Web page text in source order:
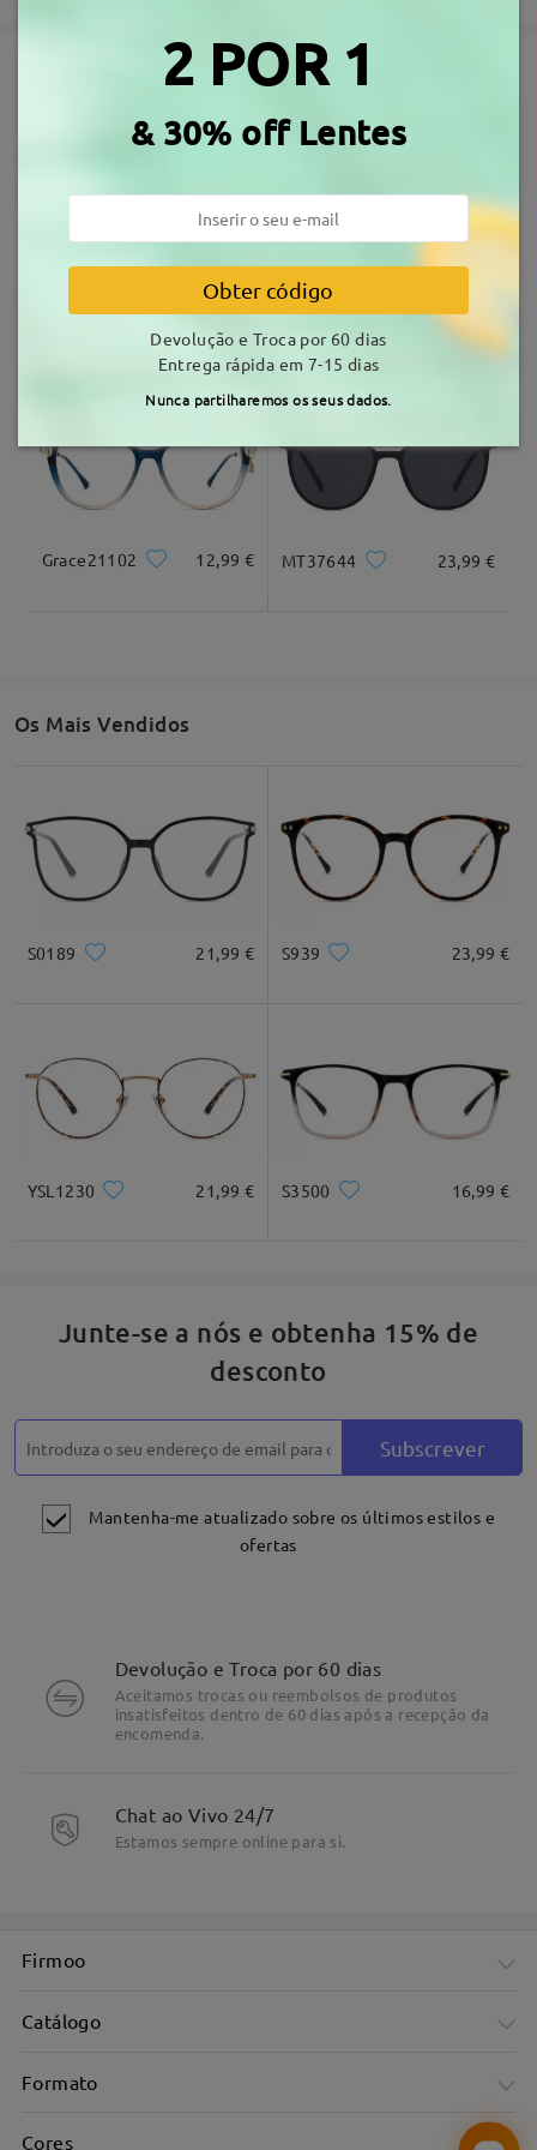
Comentários
Escrever um Comentário
tempo de envio
Entrega
18,99 € W95237 10,99 €
Grace21102 12,99 € MT37644 23,99 €
Os Mais Vendidos
S0189 21,99 € S939 23,99 €
YSL1230 21,99 € S3500 16,99 €
Junte-se a nós e obtenha 15% de
desconto
Subscrever
Mantenha-me atualizado sobre os últimos estilos e
ofertas
Devolução e Troca por 60 dias
Aceitamos trocas ou reembolsos de produtos
insatisfeitos dentro de 60 dias após a recepção da
encomenda.
Chat ao Vivo 24/7
Estamos sempre online para si.
Firmoo
Catálogo
Formato
Cores
2 POR 1
& 30% off Lentes
Obter código
Devolução e Troca por 60 dias
Entrega rápida em 7-15 dias
Nunca partilharemos os seus dados.